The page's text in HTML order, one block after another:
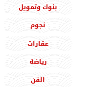
بنوك وتمويل
نجوم
عقارات
رياضة
الفن